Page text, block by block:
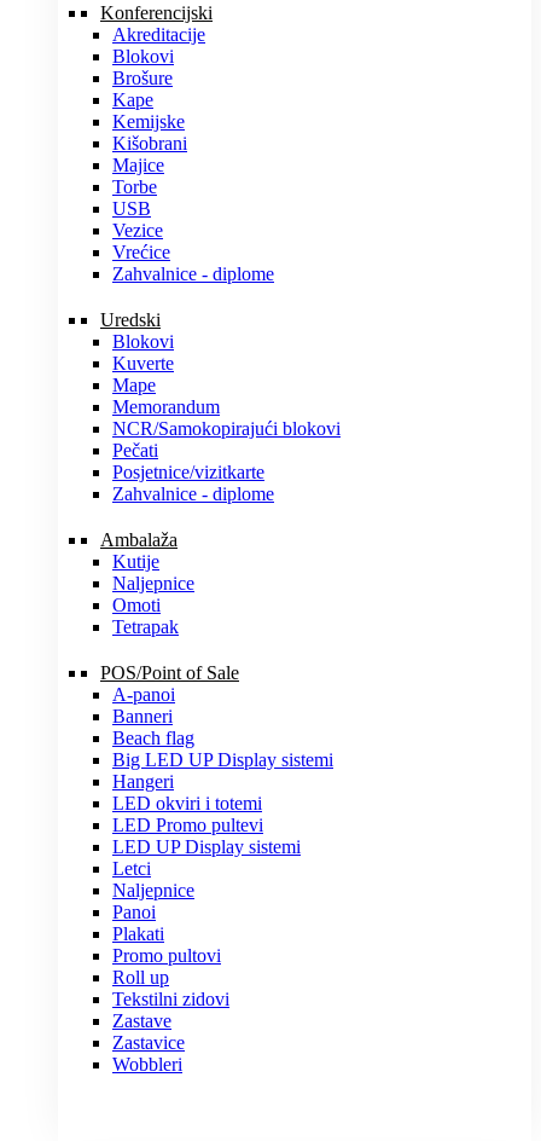
Konferencijski
Akreditacije
Blokovi
Brošure
Kape
Kemijske
Kišobrani
Majice
Torbe
USB
Vezice
Vrećice
Zahvalnice - diplome
Uredski
Blokovi
Kuverte
Mape
Memorandum
NCR/Samokopirajući blokovi
Pečati
Posjetnice/vizitkarte
Zahvalnice - diplome
Ambalaža
Kutije
Naljepnice
Omoti
Tetrapak
POS/Point of Sale
A-panoi
Banneri
Beach flag
Big LED UP Display sistemi
Hangeri
LED okviri i totemi
LED Promo pultevi
LED UP Display sistemi
Letci
Naljepnice
Panoi
Plakati
Promo pultovi
Roll up
Tekstilni zidovi
Zastave
Zastavice
Wobbleri